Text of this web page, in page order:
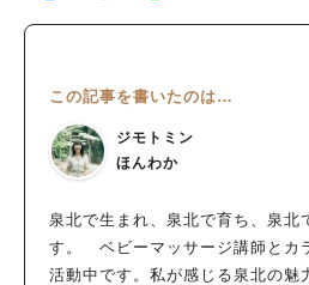
この記事を書いたのは…
ジモトミン
ほんわか
泉北で生まれ、泉北で育ち、泉北
す。 ベビーマッサージ講師とカ
活動中です。私が感じる泉北の魅